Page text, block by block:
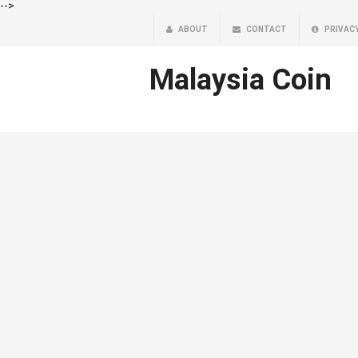
-->
ABOUT CONTACT
Malaysia Coin